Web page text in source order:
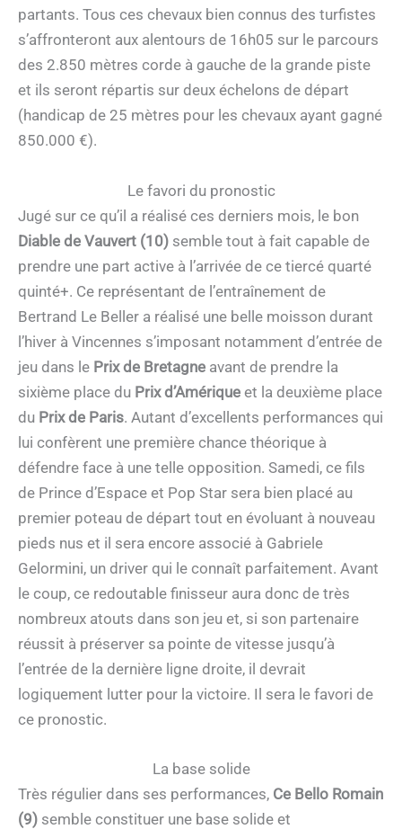
partants. Tous ces chevaux bien connus des turfistes
s’affronteront aux alentours de 16h05 sur le parcours
des 2.850 mètres corde à gauche de la grande piste
et ils seront répartis sur deux échelons de départ
(handicap de 25 mètres pour les chevaux ayant gagné
850.000 €).
Le favori du pronostic
Jugé sur ce qu’il a réalisé ces derniers mois, le bon
Diable de Vauvert (10) semble tout à fait capable de
prendre une part active à l’arrivée de ce tiercé quarté
quinté+. Ce représentant de l’entraînement de
Bertrand Le Beller a réalisé une belle moisson durant
l’hiver à Vincennes s’imposant notamment d’entrée de
jeu dans le Prix de Bretagne avant de prendre la
sixième place du Prix d’Amérique et la deuxième place
du Prix de Paris. Autant d’excellents performances qui
lui confèrent une première chance théorique à
défendre face à une telle opposition. Samedi, ce fils
de Prince d’Espace et Pop Star sera bien placé au
premier poteau de départ tout en évoluant à nouveau
pieds nus et il sera encore associé à Gabriele
Gelormini, un driver qui le connaît parfaitement. Avant
le coup, ce redoutable finisseur aura donc de très
nombreux atouts dans son jeu et, si son partenaire
réussit à préserver sa pointe de vitesse jusqu’à
l’entrée de la dernière ligne droite, il devrait
logiquement lutter pour la victoire. Il sera le favori de
ce pronostic.
La base solide
Très régulier dans ses performances, Ce Bello Romain
(9) semble constituer une base solide et